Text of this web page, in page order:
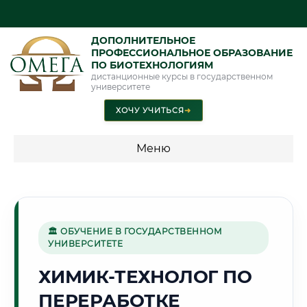
ДОПОЛНИТЕЛЬНОЕ
ПРОФЕССИОНАЛЬНОЕ ОБРАЗОВАНИЕ
ПО БИОТЕХНОЛОГИЯМ
дистанционные курсы в государственном
университете
ХОЧУ УЧИТЬСЯ➜
Меню
🏭
Г. СТЕРЛИТАМАК
🏛 ОБУЧЕНИЕ В ГОСУДАРСТВЕННОМ
УНИВЕРСИТЕТЕ
ХИМИК-ТЕХНОЛОГ ПО
ПЕРЕРАБОТКЕ